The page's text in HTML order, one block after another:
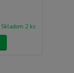
Skladom 2 ks